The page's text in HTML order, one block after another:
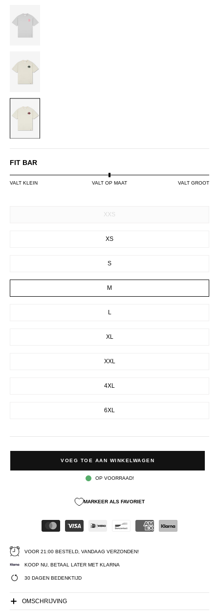
GREY
WHITE
WHITE/CHERRY
FIT BAR
VALT KLEIN VALT OP MAAT VALT GROOT
XXS
XS
S
M
L
XL
XXL
4XL
6XL
VOEG TOE AAN WINKELWAGEN
OP VOORRAAD!
MARKEER ALS FAVORIET
VOOR 21:00 BESTELD, VANDAAG VERZONDEN!
KOOP NU, BETAAL LATER MET KLARNA
30 DAGEN BEDENKTIJD
OMSCHRIJVING